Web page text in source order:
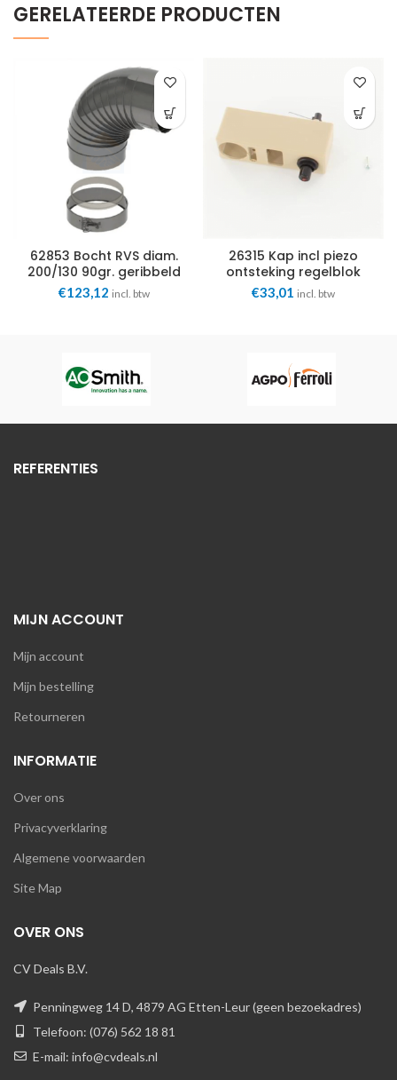
GERELATEERDE PRODUCTEN
62853 Bocht RVS diam.
200/130 90gr. geribbeld
DRU
€123,12 incl. btw
26315 Kap incl piezo
ontsteking regelblok
junkers 26315 Dru
€33,01 incl. btw
REFERENTIES
MIJN ACCOUNT
Mijn account
Mijn bestelling
Retourneren
INFORMATIE
Over ons
Privacyverklaring
Algemene voorwaarden
Site Map
OVER ONS
CV Deals B.V.
Penningweg 14 D, 4879 AG Etten-Leur (geen bezoekadres)
Telefoon: (076) 562 18 81
E-mail: info@cvdeals.nl